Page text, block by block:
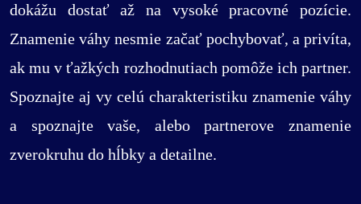
dokážu dostať až na vysoké pracovné pozície.
Znamenie váhy nesmie začať pochybovať, a privíta,
ak mu v ťažkých rozhodnutiach pomôže ich partner.
Spoznajte aj vy celú charakteristiku znamenie váhy
a spoznajte vaše, alebo partnerove znamenie
zverokruhu do hĺbky a detailne.